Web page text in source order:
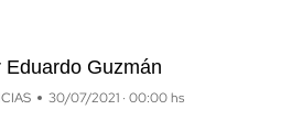
Eduardo Guzmán
30/07/2021 · 00:00 hs